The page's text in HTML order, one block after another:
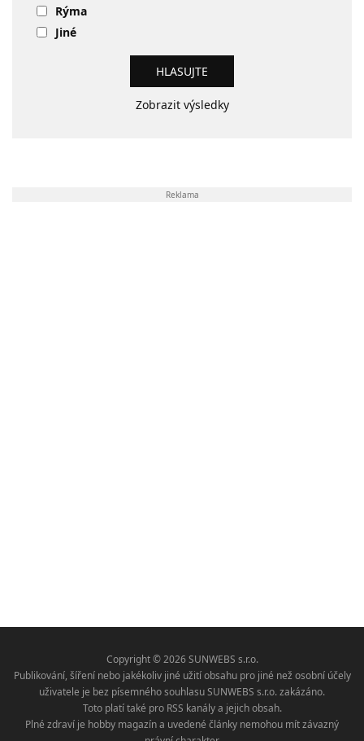
Rýma
Jiné
Zobrazit výsledky
Reklama
Copyright © 2026 SUNWEBS s.r.o.
Publikování, šíření nebo jakékoliv jiné užití obsahu pro jiné než osobní účely
uživatele je bez písemného souhlasu SUNWEBS s.r.o. zakázáno.
Toto platí také pro RSS kanály a jejich obsah.
Plné zdraví je hobby magazín a uvedené články nemohou mít závazný